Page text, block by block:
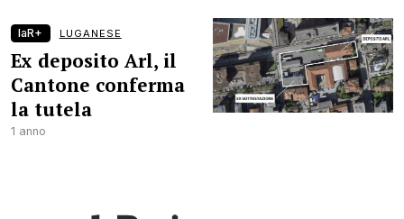
laR+ LUGANESE
Ex deposito Arl, il
Cantone conferma
la tutela
1 anno